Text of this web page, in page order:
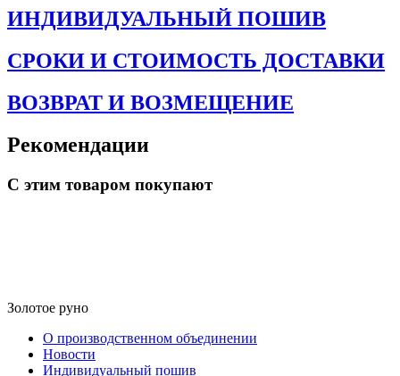
ИНДИВИДУАЛЬНЫЙ ПОШИВ
СРОКИ И СТОИМОСТЬ ДОСТАВКИ
ВОЗВРАТ И ВОЗМЕЩЕНИЕ
Рекомендации
С этим товаром покупают
Золотое руно
О производственном объединении
Новости
Индивидуальный пошив